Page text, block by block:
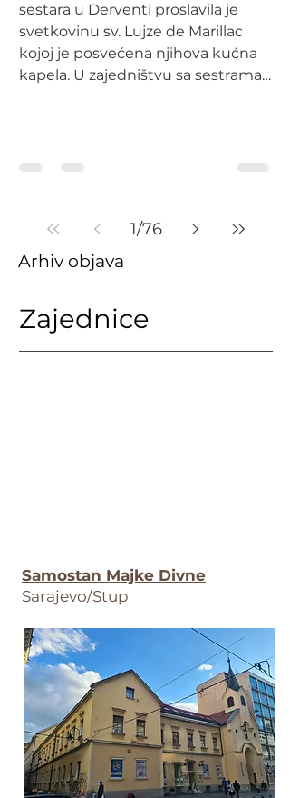
sestara u Derventi proslavila je
svetkovinu sv. Lujze de Marillac
kojoj je posvećena njihova kućna
kapela. U zajedništvu sa sestrama
na čelu sa provincijalnom
poglavaricom s. M. Augustinom
župnik u Derventi. U svojoj
propovijedi, između ostalog vlč.
Marko je istaknuo kako je važno ne
1/76
Arhiv objava
Zajednice
Samostan Majke Divne
Sarajevo/Stup